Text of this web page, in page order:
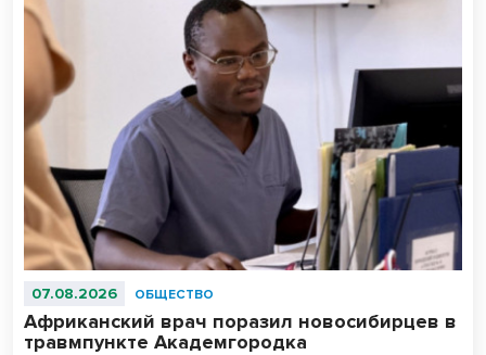
07.08.2026 ОБЩЕСТВО
Африканский врач поразил новосибирцев в
травмпункте Академгородка